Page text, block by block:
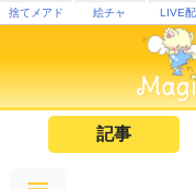
捨てメアド 絵チャ LIVE
記事